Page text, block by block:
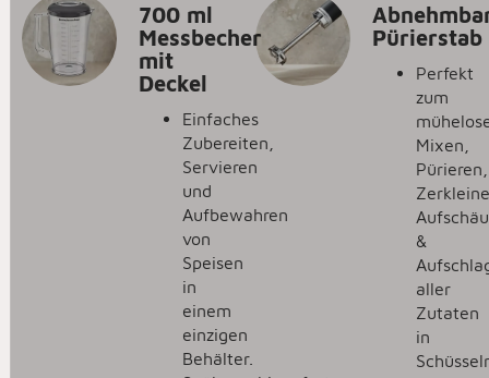
700 ml
Messbecher
mit
Deckel
Einfaches
Zubereiten,
Servieren
und
Aufbewahren
von
Speisen
in
einem
einzigen
Behälter.
Pürierstab
Perfekt
zum
Mixen,
Pürieren,
&
aller
Zutaten
in